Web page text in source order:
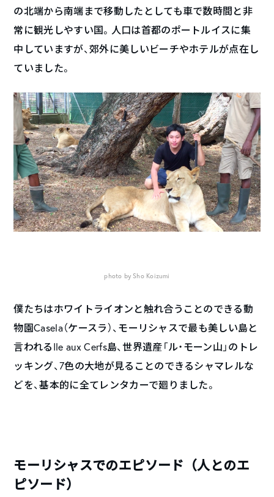
の北端から南端まで移動したとしても車で数時間と非
常に観光しやすい国。人口は首都のポートルイスに集
中していますが、郊外に美しいビーチやホテルが点在し
ていました。
photo by Sho Koizumi
僕たちはホワイトライオンと触れ合うことのできる動
物園Casela（ケースラ）、モーリシャスで最も美しい島と
言われるIle aux Cerfs島、世界遺産「ル・モーン山」のトレ
ッキング、7色の大地が見ることのできるシャマレルな
どを、基本的に全てレンタカーで廻りました。
モーリシャスでのエピソード（人とのエ
ピソード）